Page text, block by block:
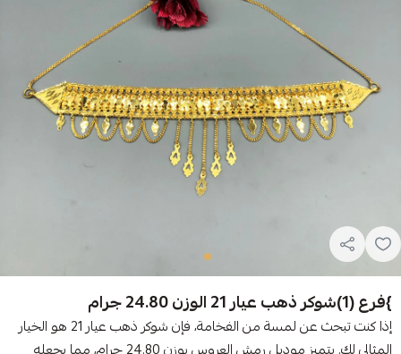
}فرع (1)شوكر ذهب عيار 21 الوزن 24.80 جرام
إذا كنت تبحث عن لمسة من الفخامة، فإن شوكر ذهب عيار 21 هو الخيار